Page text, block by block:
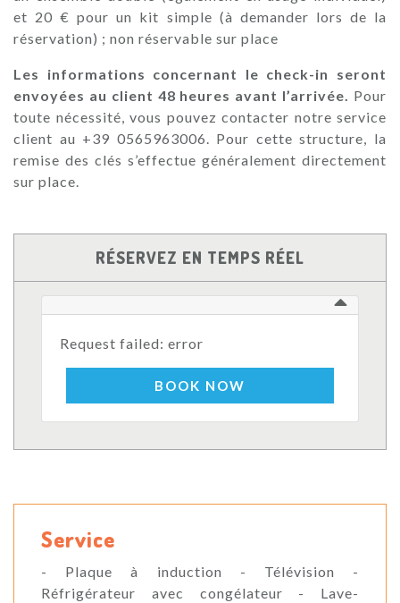
et 20 € pour un kit simple (à demander lors de la
réservation) ; non réservable sur place
Les informations concernant le check-in seront
envoyées au client 48 heures avant l’arrivée. Pour
toute nécessité, vous pouvez contacter notre service
client au +39 0565963006. Pour cette structure, la
remise des clés s’effectue généralement directement
sur place.
RÉSERVEZ EN TEMPS RÉEL
Request failed: error
BOOK NOW
Service
- Plaque à induction - Télévision -
Réfrigérateur avec congélateur - Lave-